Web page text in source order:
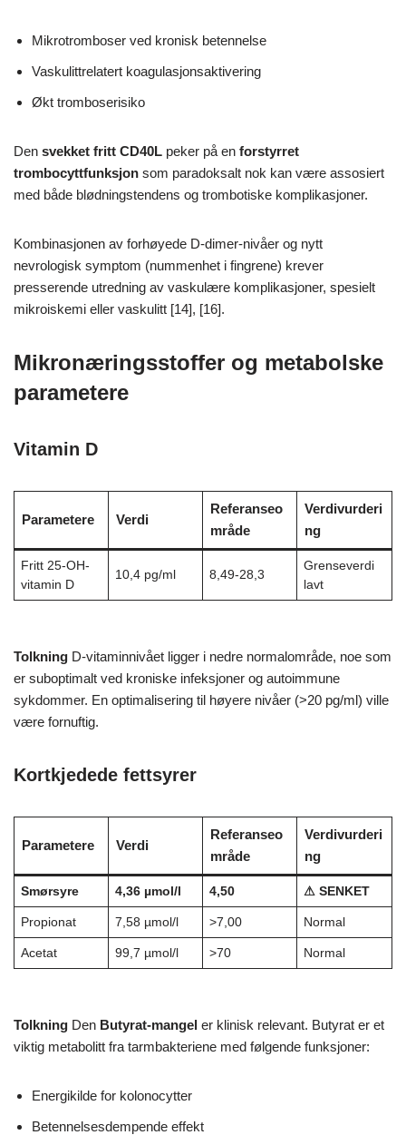
Mikrotromboser ved kronisk betennelse
Vaskulittrelatert koagulasjonsaktivering
Økt tromboserisiko
Den svekket fritt CD40L peker på en forstyrret
trombocyttfunksjon som paradoksalt nok kan være assosiert
med både blødningstendens og trombotiske komplikasjoner.
Kombinasjonen av forhøyede D-dimer-nivåer og nytt
nevrologisk symptom (nummenhet i fingrene) krever
presserende utredning av vaskulære komplikasjoner, spesielt
mikroiskemi eller vaskulitt [14], [16].
Mikronæringsstoffer og metabolske
parametere
Vitamin D
Parametere Verdi
Referanseo
mråde
Verdivurderi
ng
Fritt 25-OH-
vitamin D
10,4 pg/ml 8,49-28,3
Grenseverdi
lavt
Tolkning D-vitaminnivået ligger i nedre normalområde, noe som
er suboptimalt ved kroniske infeksjoner og autoimmune
sykdommer. En optimalisering til høyere nivåer (>20 pg/ml) ville
være fornuftig.
Kortkjedede fettsyrer
Parametere Verdi
Referanseo
mråde
Verdivurderi
ng
Smørsyre 4,36 µmol/l 4,50 ⚠ SENKET
Propionat 7,58 µmol/l >7,00 Normal
Acetat 99,7 µmol/l >70 Normal
Tolkning Den Butyrat-mangel er klinisk relevant. Butyrat er et
viktig metabolitt fra tarmbakteriene med følgende funksjoner:
Energikilde for kolonocytter
Betennelsesdempende effekt